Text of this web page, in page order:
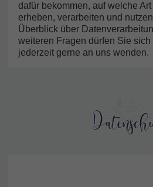
dafür bekommen, auf welche
erheben, verarbeiten und
Überblick über
weiteren Fragen dürfen Sie
jederzeit gerne an uns wenden.